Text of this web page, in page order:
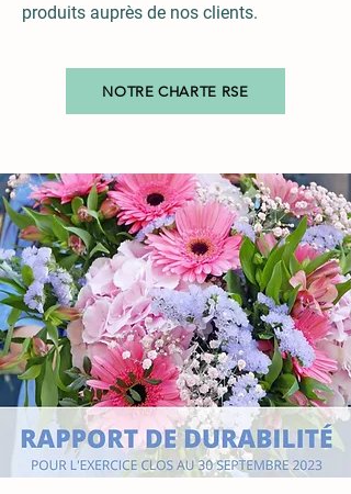
produits auprès de nos clients.
NOTRE CHARTE RSE